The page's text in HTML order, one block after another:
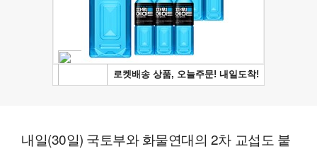
내일(30일) 국토부와 화물연대의 2차 교섭도 붙